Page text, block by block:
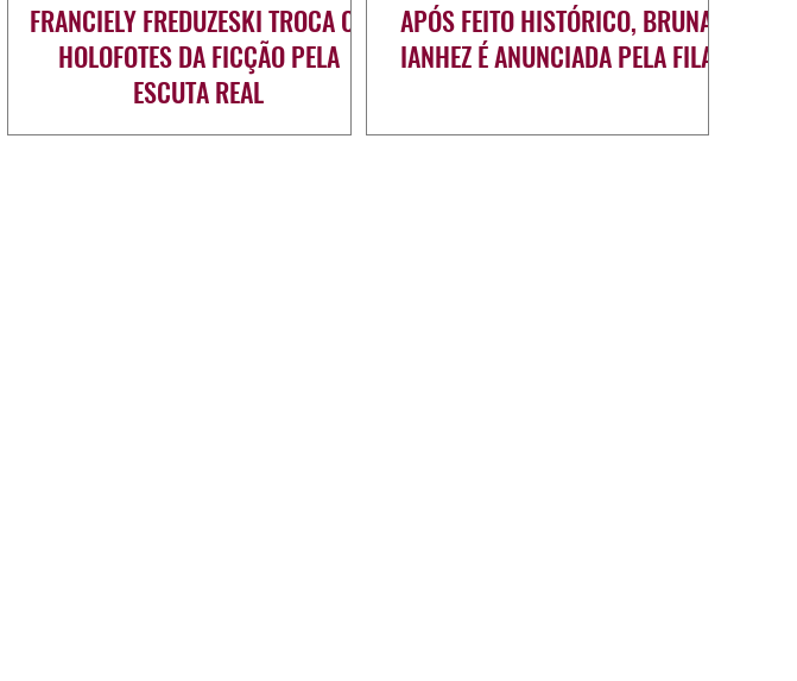
FRANCIELY FREDUZESKI TROCA OS
HOLOFOTES DA FICÇÃO PELA
ESCUTA REAL
APÓS FEITO HISTÓRICO, BRUNA
IANHEZ É ANUNCIADA PELA FILA